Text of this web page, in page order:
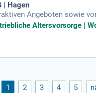
| Hagen
Angeboten sowie
Altersvorsorge |
1 2 3 4 5